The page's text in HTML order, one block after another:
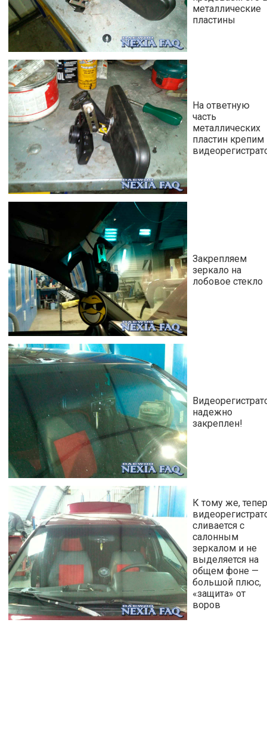
металлические
пластины
На ответную
часть
металлических
пластин крепим
Закрепляем
зеркало на
лобовое стекло
надежно
закреплен!
К тому же,
сливается с
салонным
зеркалом и не
выделяется на
общем фоне —
большой плюс,
«защита» от
воров